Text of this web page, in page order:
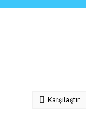
Karşılaştır